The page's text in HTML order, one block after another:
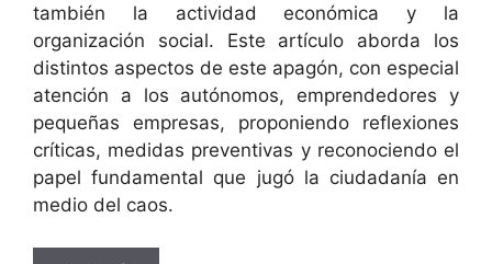
también la actividad económica y la
organización social. Este artículo aborda los
distintos aspectos de este apagón, con especial
atención a los autónomos, emprendedores y
pequeñas empresas, proponiendo reflexiones
críticas, medidas preventivas y reconociendo el
papel fundamental que jugó la ciudadanía en
medio del caos.